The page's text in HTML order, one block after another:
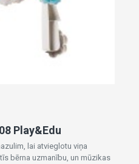
Play&Edu
lai atvieglotu viņa
bērna uzmanību, un mūzikas